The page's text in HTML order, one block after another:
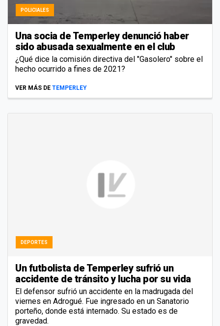
POLICIALES
Una socia de Temperley denunció haber
sido abusada sexualmente en el club
¿Qué dice la comisión directiva del "Gasolero" sobre el
hecho ocurrido a fines de 2021?
VER MÁS DE TEMPERLEY
DEPORTES
Un futbolista de Temperley sufrió un
accidente de tránsito y lucha por su vida
El defensor sufrió un accidente en la madrugada del
viernes en Adrogué. Fue ingresado en un Sanatorio
porteño, donde está internado. Su estado es de
gravedad.